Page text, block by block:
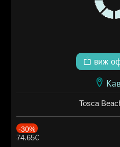
виж
Tosca
-30%
74.65€